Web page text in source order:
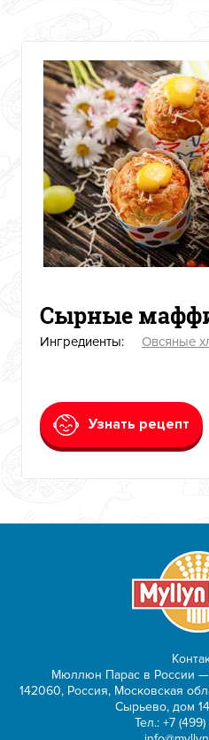
Сырные
Ингредиенты: Овсяные
Узнать рецепт
Мюллюн Парас в России
142060, Россия, Московская
Сырьево, дом
Тел.: +7